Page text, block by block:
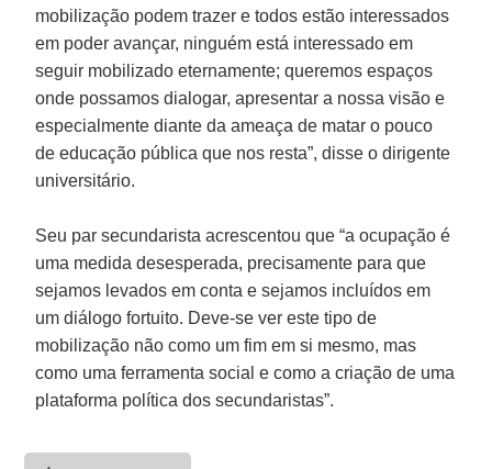
mobilização podem trazer e todos estão interessados
em poder avançar, ninguém está interessado em
seguir mobilizado eternamente; queremos espaços
onde possamos dialogar, apresentar a nossa visão e
especialmente diante da ameaça de matar o pouco
de educação pública que nos resta”, disse o dirigente
universitário.
Seu par secundarista acrescentou que “a ocupação é
uma medida desesperada, precisamente para que
sejamos levados em conta e sejamos incluídos em
um diálogo fortuito. Deve-se ver este tipo de
mobilização não como um fim em si mesmo, mas
como uma ferramenta social e como a criação de uma
plataforma política dos secundaristas”.